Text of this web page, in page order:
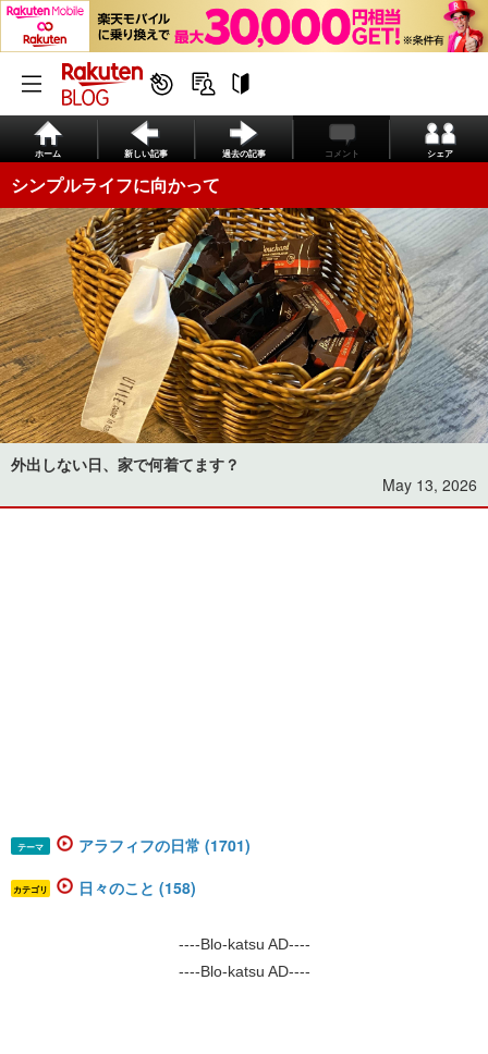
ホーム 新しい記事 過去の記事 コメント シェア
シンプルライフに向かって
外出しない日、家で何着てます？
May 13, 2026
テーマ アラフィフの日常 (1701)
カテゴリ 日々のこと (158)
----Blo-katsu AD----
----Blo-katsu AD----